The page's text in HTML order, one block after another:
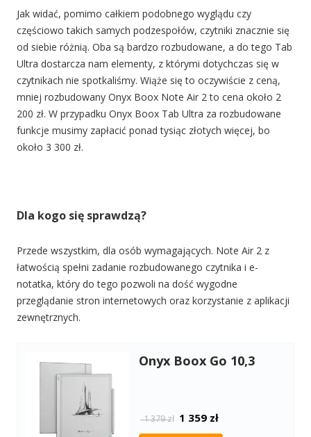
Jak widać, pomimo całkiem podobnego wyglądu czy
częściowo takich samych podzespołów, czytniki znacznie się
od siebie różnią. Oba są bardzo rozbudowane, a do tego Tab
Ultra dostarcza nam elementy, z którymi dotychczas się w
czytnikach nie spotkaliśmy. Wiąże się to oczywiście z ceną,
mniej rozbudowany Onyx Boox Note Air 2 to cena około 2
200 zł. W przypadku Onyx Boox Tab Ultra za rozbudowane
funkcje musimy zapłacić ponad tysiąc złotych więcej, bo
około 3 300 zł.
Dla kogo się sprawdzą?
Przede wszystkim, dla osób wymagających. Note Air 2 z
łatwością spełni zadanie rozbudowanego czytnika i e-
notatka, który do tego pozwoli na dość wygodne
przeglądanie stron internetowych oraz korzystanie z aplikacji
zewnętrznych.
Onyx Boox Go 10,3
1 379 zł 1 359zł